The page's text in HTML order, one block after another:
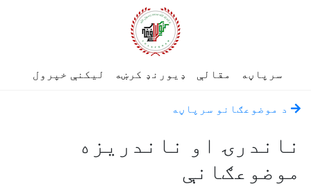
سرپاڼه مقالې ډیورنډ کرښه لیکنې خپرول
د موضوعګانو سرپاڼه
ناندرۍ او ناندریزه
موضوعګانې